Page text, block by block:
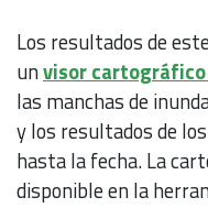
Los resultados de
unvisor cartográfico
las manchas de
y los resultados de
hasta la fecha. La
disponible en la